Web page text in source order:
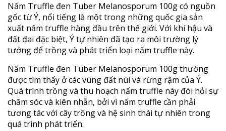
Nấm Truffle đen Tuber Melanosporum 100g có nguồn
gốc từ Ý, nổi tiếng là một trong những quốc gia sản
xuất nấm truffle hàng đầu trên thế giới. Với khí hậu và
đất đai đặc biệt, Ý tự nhiên đã tạo ra môi trường lý
tưởng để trồng và phát triển loại nấm truffle này.
Nấm Truffle đen Tuber Melanosporum 100g thường
được tìm thấy ở các vùng đất núi và rừng rậm của Ý.
Quá trình trồng và thu hoạch nấm truffle này đòi hỏi sự
chăm sóc và kiên nhẫn, bởi vì nấm truffle cần phải
tương tác với cây trồng và hệ sinh thái tự nhiên trong
quá trình phát triển.